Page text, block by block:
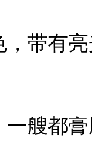
有亮
都膏